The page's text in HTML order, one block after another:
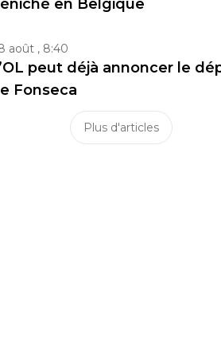
en Belgique
août , 8:40
peut déjà annoncer le
Fonseca
Plus d'articles